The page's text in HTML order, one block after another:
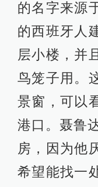
的名字来源
的西班牙人
层小楼，并
鸟笼子用。
景窗，可以
港口。聂鲁
房，因为他
希望能找一